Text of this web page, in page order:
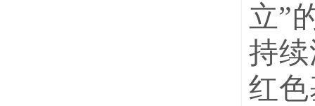
立”
持
红